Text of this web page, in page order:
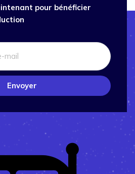
pour bénéficier
Envoyer